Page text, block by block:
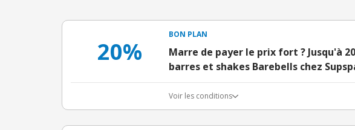
20%
BON PLAN
Marre de payer le prix fort ? Jusqu'à
barres et shakes Barebells chez
Voir les conditions